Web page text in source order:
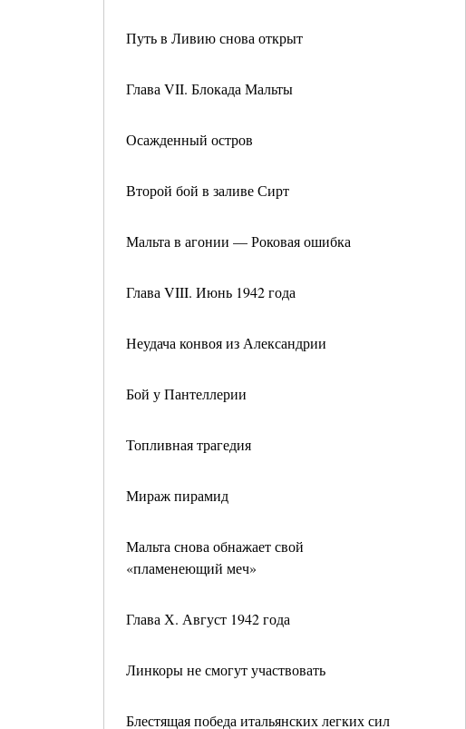
Путь в Ливию снова открыт
Глава VII. Блокада Мальты
Осажденный остров
Второй бой в заливе Сирт
Мальта в агонии — Роковая ошибка
Глава VIII. Июнь 1942 года
Неудача конвоя из Александрии
Бой у Пантеллерии
Топливная трагедия
Мираж пирамид
Мальта снова обнажает свой
«пламенеющий меч»
Глава Х. Август 1942 года
Линкоры не смогут участвовать
Блестящая победа итальянских легких сил